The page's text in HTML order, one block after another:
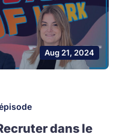
Aug 21, 2024
dans le